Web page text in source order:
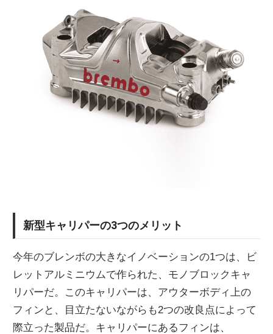
新型キャリパーの3つのメリット
今年のブレンボの大きなイノベーションの1つは、ビ
レットアルミニウムで作られた、モノブロックキャ
リパーだ。このキャリパーは、アウターボディ上の
フィンと、目立たないながらも2つの改良点によって
際立った製品だ。キャリパーにあるフィンは、